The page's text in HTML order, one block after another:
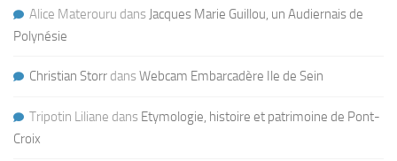
Alice Materouru dans Jacques Marie Guillou, un Audiernais de
Polynésie
Christian Storr dans Webcam Embarcadère Ile de Sein
Tripotin Liliane dans Etymologie, histoire et patrimoine de Pont-
Croix